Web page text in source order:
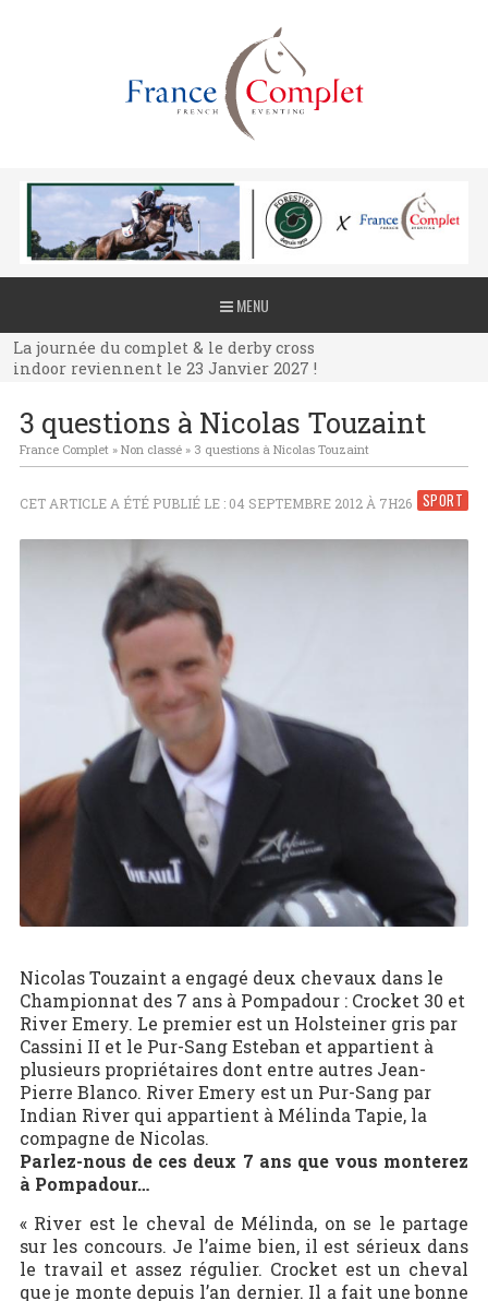
MENU
La journée du complet & le derby cross
indoor reviennent le 23 Janvier 2027 !
La journée du complet & le derby cross
indoor reviennent le 23 Janvier 2027 !
indoor reviennent le 23 Janvier 2027 !
3 questions à Nicolas Touzaint
France Complet» Non classé» 3 questions à Nicolas Touzaint
SPORT
CET ARTICLE A ÉTÉ PUBLIÉ LE : 04 SEPTEMBRE 2012 À 7H26
Nicolas Touzaint a engagé deux chevaux dans le
Championnat des 7 ans à Pompadour : Crocket 30 et
River Emery. Le premier est un Holsteiner gris par
Cassini II et le Pur-Sang Esteban et appartient à
plusieurs propriétaires dont entre autres Jean-
Pierre Blanco. River Emery est un Pur-Sang par
Indian River qui appartient à Mélinda Tapie, la
compagne de Nicolas.
Parlez-nous de ces deux 7 ans que vous monterez
à Pompadour…
« River est le cheval de Mélinda, on se le partage
sur les concours. Je l’aime bien, il est sérieux dans
le travail et assez régulier. Crocket est un cheval
que je monte depuis l’an dernier. Il a fait une bonne